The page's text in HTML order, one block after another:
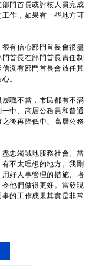
門首長或評核人員完成
作，如果有一些地方可
有信心部門首長會很盡
首長在部門首長責任制
沒有部門首長會放任其
。
職不當，市民都有不滿
中、高層公務員和普通
後再降低中、高層公務
忠竭誠地服務社會。當
不太理想的地方。我剛
好人事管理的措施、培
他們做得更好。當發現
的工作成果其實是非常